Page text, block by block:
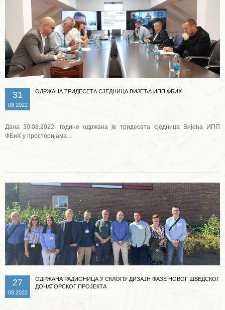
31
08.2022
ОДРЖАНА ТРИДЕСЕТА СЈЕДНИЦА ВИЈЕЋА ИПП ФБИХ
Дана 30.08.2022. године одржана је тридесета сједница Вијећа ИПП
ФБиХ у просторијама...
27
08.2022
ОДРЖАНА РАДИОНИЦА У СКЛОПУ ДИЗАЈН ФАЗЕ НОВОГ ШВЕДСКОГ
ДОНАТОРСКОГ ПРОЈЕКТА